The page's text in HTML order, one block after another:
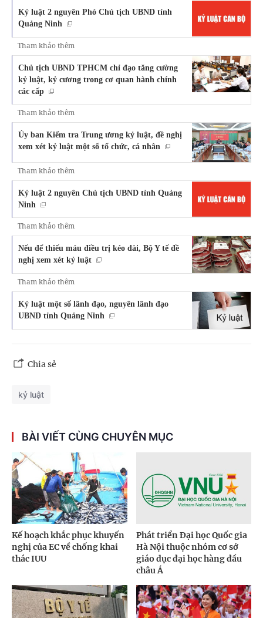
Kỷ luật 2 nguyên Phó Chủ tịch UBND tỉnh
Quảng Ninh
Tham khảo thêm
Chủ tịch UBND TPHCM chỉ đạo tăng cường
kỷ luật, kỷ cương trong cơ quan hành chính
các cấp
Tham khảo thêm
Ủy ban Kiểm tra Trung ương kỷ luật, đề nghị
xem xét kỷ luật một số tổ chức, cá nhân
Tham khảo thêm
Kỷ luật 2 nguyên Chủ tịch UBND tỉnh Quảng
Ninh
Tham khảo thêm
Nếu để thiếu máu điều trị kéo dài, Bộ Y tế đề
nghị xem xét kỷ luật
Tham khảo thêm
Kỷ luật một số lãnh đạo, nguyên lãnh đạo
UBND tỉnh Quảng Ninh
Chia sẻ
kỷ luật
BÀI VIẾT CÙNG CHUYÊN MỤC
Kế hoạch khắc phục khuyến
nghị của EC về chống khai
thác IUU
Phát triển Đại học Quốc gia
Hà Nội thuộc nhóm cơ sở
giáo dục đại học hàng đầu
châu Á